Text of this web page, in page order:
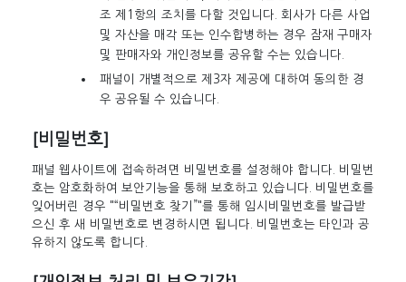
조 제1항의 조치를 다할 것입니다. 회사가 다른 사업
및 자산을 매각 또는 인수합병하는 경우 잠재 구매자
및 판매자와 개인정보를 공유할 수는 있습니다.
패널이 개별적으로 제3자 제공에 대하여 동의한 경
우 공유될 수 있습니다.
[비밀번호]
패널 웹사이트에 접속하려면 비밀번호를 설정해야 합니다. 비밀번
호는 암호화하여 보안기능을 통해 보호하고 있습니다. 비밀번호를
잊어버린 경우 "“비밀번호 찾기”"를 통해 임시비밀번호를 발급받
으신 후 새 비밀번호로 변경하시면 됩니다. 비밀번호는 타인과 공
유하지 않도록 합니다.